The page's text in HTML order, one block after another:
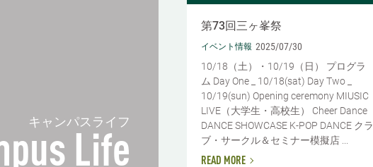
キャンパスライフ
Life
第73回三ヶ峯祭
イベント情報 2025/07/30
10/18（土）・10/19（日） プログラ
ム Day One _ 10/18(sat) Day Two _
10/19(sun) Opening ceremony MIUSIC
LIVE（大学生・高校生） Cheer Dance
DANCE SHOWCASE K-POP DANCE クラ
ブ・サークル＆セミナー模擬店 ...
READ MORE